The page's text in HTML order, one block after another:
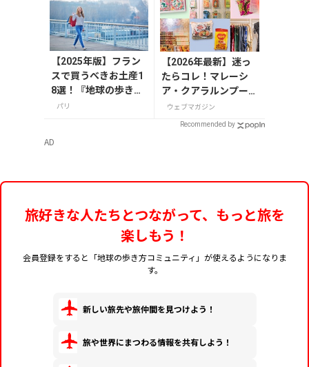
【2025年版】フラン
スで買うべきお土産1
8選！『地球の歩き
方』編集者おすすめ
パリ
【2026年最新】迷っ
たらコレ！マレーシ
ア・クアラルンプール
で絶対買いたいお土産
15選
ウェブマガジン
Recommended by
AD
旅好きな人たちとつながって、もっと旅を
楽しもう！
会員登録をすると「地球の歩き方コミュニティ」が使えるようになりま
す。
新しい旅先や旅仲間を見つけよう！
旅や世界にまつわる情報を共有しよう！